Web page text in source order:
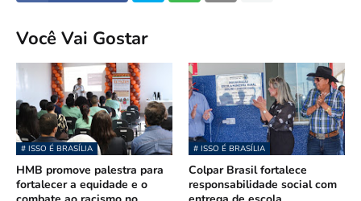
Você Vai Gostar
# ISSO É BRASÍLIA
HMB promove palestra para
fortalecer a equidade e o
# ISSO É BRASÍLIA
Colpar Brasil fortalece
responsabilidade social com